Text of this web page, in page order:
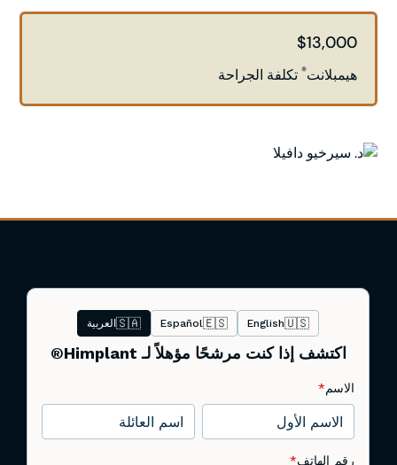
$13,000
هيمبلانت® تكلفة الجراحة